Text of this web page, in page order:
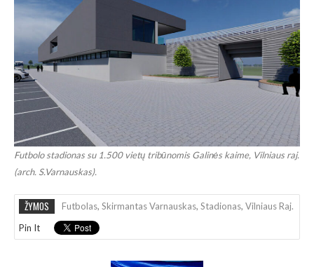
Futbolo stadionas su 1.500 vietų tribūnomis Galinės kaime, Vilniaus raj.
(arch. S.Varnauskas).
ŽYMOS Futbolas, Skirmantas Varnauskas, Stadionas, Vilniaus Raj.
Pin It